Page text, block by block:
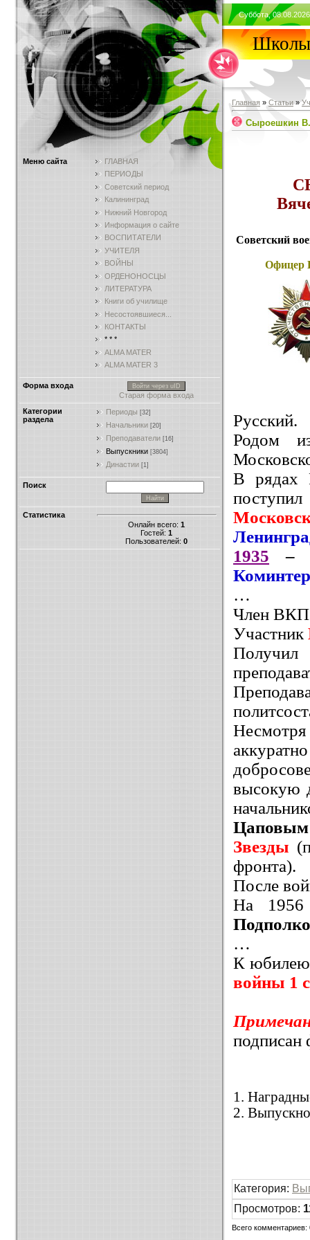
Меню сайта
ГЛАВНАЯ
ПЕРИОДЫ
Советский период
Калининград
Нижний Новгород
Информация о сайте
ВОСПИТАТЕЛИ
УЧИТЕЛЯ
ВОЙНЫ
ОРДЕНОНОСЦЫ
ЛИТЕРАТУРА
Книги об училище
Несостоявшиеся...
КОНТАКТЫ
* * *
ALMA MATER
ALMA MATER 3
Форма входа Войти через uID
Старая форма входа
Категории
раздела
Периоды [32]
Начальники [20]
Преподаватели [16]
Выпускники [3804]
Династии [1]
Поиск
Статистика
Онлайн всего: 1
Гостей: 1
Пользователей: 0
Суббота,
Школы
Главная » Статьи »
Сыроешкин
Советский
Офицер
Русский.
Родом
В рядах
1935 –
…
Член
Участник
высокую
Звезды
фронта).
После
На
…
К юбилею
войны 1
1.
2.
Категория:
Просмотров:
Всего комментариев: